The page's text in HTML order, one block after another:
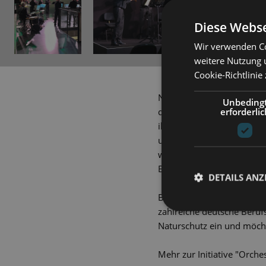
Nicht nur vom Klima- und
der Staatsoperette und
ihren Green- Box-
unterschiedlichsten
während
Beiträge das exklusive
Bereits seit Frühjahr 2021
zahlreiche deutsche
Naturschutz ein und
Mehr zur Initiative
Diese
Wir verwenden
weitere Nutzung
Cookie-Richtlinie
DETAILS